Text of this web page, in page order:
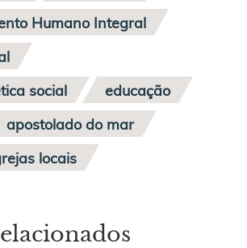
Humano Integral
social
educação
apostolado do mar
locais